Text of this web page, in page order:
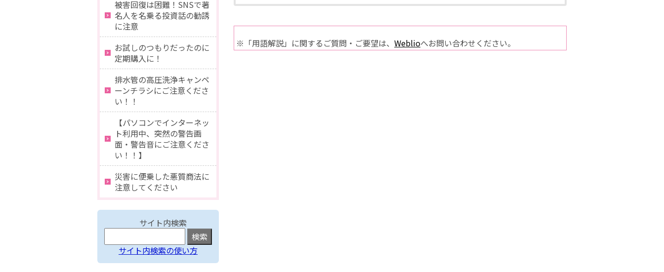
※「用語解説」に関するご質問・ご要望は、 Weblioへお問い合わせください。
被害回復は困難！SNSで著
名人を名乗る投資話の勧誘
に注意
お試しのつもりだったのに
定期購入に！
排水管の高圧洗浄キャンペ
ーンチラシにご注意くださ
い！！
【パソコンでインターネッ
ト利用中、突然の警告画
面・警告音にご注意くださ
い！！】
災害に便乗した悪質商法に
注意してください
サイト内検索
サイト内検索の使い方